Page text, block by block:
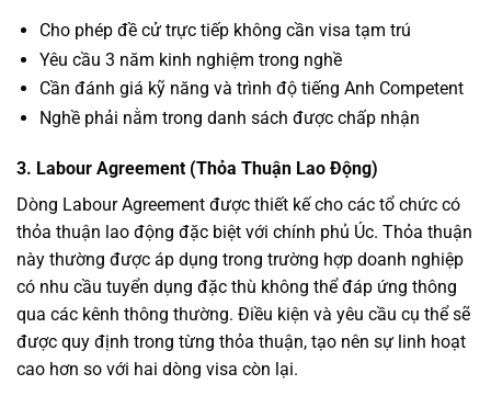
Cho phép đề cử trực tiếp không cần visa tạm trú
Yêu cầu 3 năm kinh nghiệm trong nghề
Cần đánh giá kỹ năng và trình độ tiếng Anh Competent
Nghề phải nằm trong danh sách được chấp nhận
3. Labour Agreement (Thỏa Thuận Lao Động)
Dòng Labour Agreement được thiết kế cho các tổ chức có
thỏa thuận lao động đặc biệt với chính phủ Úc. Thỏa thuận
này thường được áp dụng trong trường hợp doanh nghiệp
có nhu cầu tuyển dụng đặc thù không thể đáp ứng thông
qua các kênh thông thường. Điều kiện và yêu cầu cụ thể sẽ
được quy định trong từng thỏa thuận, tạo nên sự linh hoạt
cao hơn so với hai dòng visa còn lại.